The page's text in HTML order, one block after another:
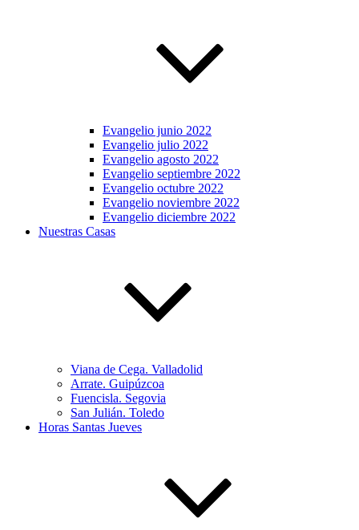
Evangelio junio 2022
Evangelio julio 2022
Evangelio agosto 2022
Evangelio septiembre 2022
Evangelio octubre 2022
Evangelio noviembre 2022
Evangelio diciembre 2022
Nuestras Casas
Viana de Cega. Valladolid
Arrate. Guipúzcoa
Fuencisla. Segovia
San Julián. Toledo
Horas Santas Jueves